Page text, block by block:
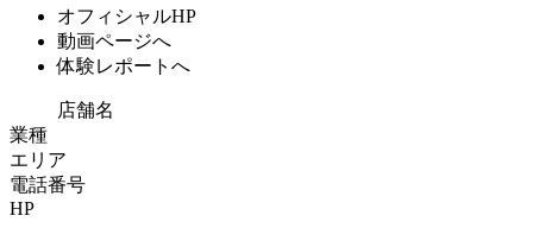
オフィシャルHP
動画ページへ
体験レポートへ
店舗名
業種
エリア
電話番号
HP